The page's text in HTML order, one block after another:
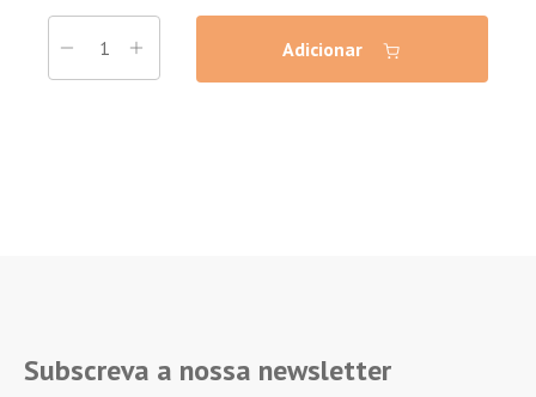
Adicionar
Subscreva a nossa newsletter